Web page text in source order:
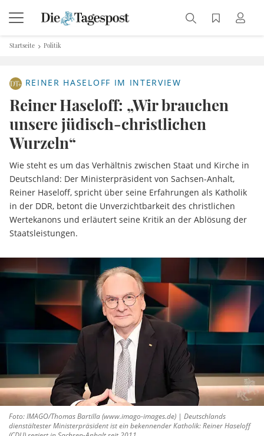
Startseite Politik
REINER HASELOFF IM INTERVIEW
Reiner Haseloff: „Wir brauchen
unsere jüdisch-christlichen
Wurzeln“
Wie steht es um das Verhältnis zwischen Staat und Kirche in
Deutschland: Der Ministerpräsident von Sachsen-Anhalt,
Reiner Haseloff, spricht über seine Erfahrungen als Katholik
in der DDR, betont die Unverzichtbarkeit des christlichen
Wertekanons und erläutert seine Kritik an der Ablösung der
Staatsleistungen.
Foto: IMAGO/Thomas Bartilla (www.imago-images.de) | Deutschlands
dienstältester Ministerpräsident ist ein bekennender Katholik: Reiner Haseloff